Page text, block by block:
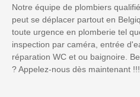
Notre équipe de plombiers
peut se déplacer partout en
toute urgence en plomberie tel
inspection par caméra, entrée
réparation WC et ou baignoire.
? Appelez-nous dès maintenant !!!